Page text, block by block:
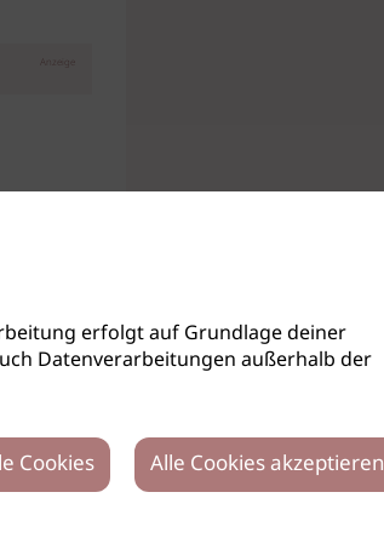
Anzeige
erfolgt auf Grundlage deiner
Datenverarbeitungen außerhalb der
Cookies Alle Cookies akzeptieren